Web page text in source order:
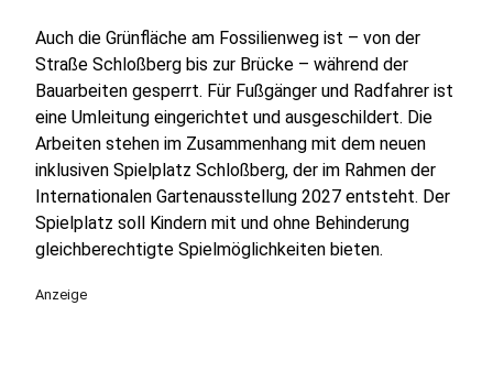
Auch die Grünfläche am Fossilienweg ist – von der
Straße Schloßberg bis zur Brücke – während der
Bauarbeiten gesperrt. Für Fußgänger und Radfahrer ist
eine Umleitung eingerichtet und ausgeschildert. Die
Arbeiten stehen im Zusammenhang mit dem neuen
inklusiven Spielplatz Schloßberg, der im Rahmen der
Internationalen Gartenausstellung 2027 entsteht. Der
Spielplatz soll Kindern mit und ohne Behinderung
gleichberechtigte Spielmöglichkeiten bieten.
Anzeige